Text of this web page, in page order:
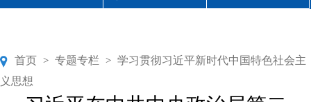
首页 > 专题专栏 > 学习贯彻习近平新时代中国特色社会主
义思想